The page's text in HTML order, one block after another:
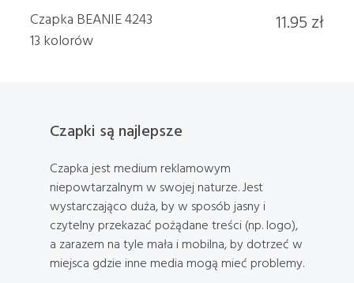
Czapka BEANIE 4243
13 kolorów
11.95 zł
Czapki są najlepsze
Czapka jest medium reklamowym
niepowtarzalnym w swojej naturze. Jest
wystarczająco duża, by w sposób jasny i
czytelny przekazać pożądane treści (np. logo),
a zarazem na tyle mała i mobilna, by dotrzeć w
miejsca gdzie inne media mogą mieć problemy.